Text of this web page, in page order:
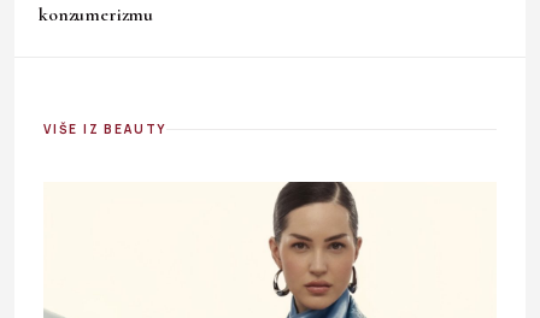
konzumerizmu
VIŠE IZ BEAUTY